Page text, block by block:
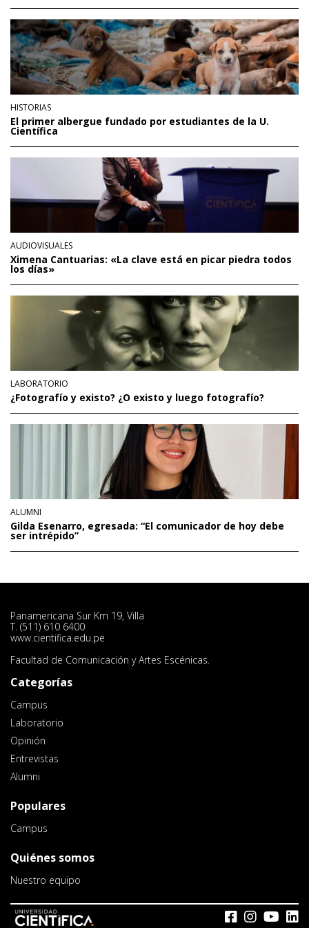
HISTORIAS
El primer albergue fundado por estudiantes de la U.
Científica
AUDIOVISUALES
Ximena Cantuarias: «La clave está en picar piedra todos
los días»
LABORATORIO
¿Fotografío y existo? ¿O existo y luego fotografío?
ALUMNI
Gilda Esenarro, egresada: “El comunicador de hoy debe
ser intrépido”
Panamericana Sur Km 19, Villa
T. (511) 610 6400
www.cientifica.edu.pe
Facultad de Comunicación y Artes Escénicas.
Categorías
Campus
Laboratorio
Opinión
Entrevistas
Alumni
Populares
Campus
Quiénes somos
Nuestro equipo